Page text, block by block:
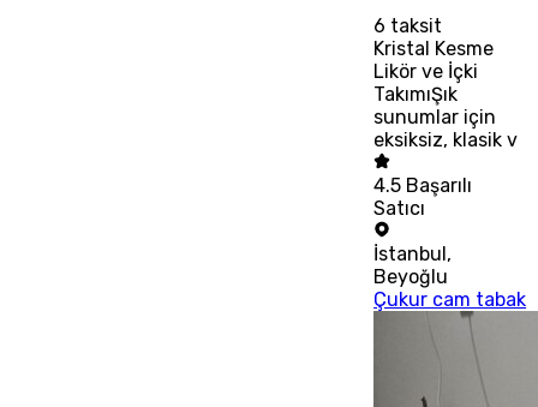
6 taksit
Kristal Kesme
Likör ve İçki
TakımıŞık
sunumlar için
eksiksiz, klasik v
4.5 Başarılı
Satıcı
İstanbul,
Beyoğlu
Çukur cam tabak